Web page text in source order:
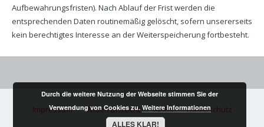
Aufbewahrungsfristen). Nach Ablauf der Frist werden die
entsprechenden Daten routinemäßig gelöscht, sofern unsererseits
kein berechtigtes Interesse an der Weiterspeicherung fortbesteht.
Impressum Widerrufsrecht AGBs Datenschutz
Durch die weitere Nutzung der Webseite stimmen Sie der
Verwendung von Cookies zu. Weitere Informationen
ALLES KLAR!